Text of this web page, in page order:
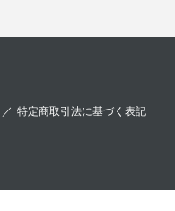
／ 特定商取引法に基づく表記